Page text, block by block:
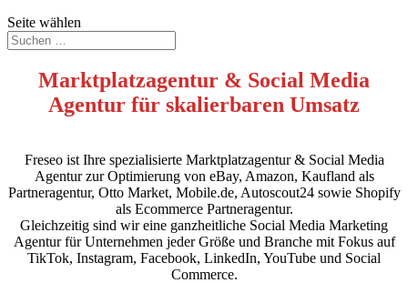
Seite wählen
Marktplatzagentur & Social Media
Agentur für skalierbaren Umsatz
Freseo ist Ihre spezialisierte Marktplatzagentur & Social Media
Agentur zur Optimierung von eBay, Amazon, Kaufland als
Partneragentur, Otto Market, Mobile.de, Autoscout24 sowie Shopify
als Ecommerce Partneragentur.
Gleichzeitig sind wir eine ganzheitliche Social Media Marketing
Agentur für Unternehmen jeder Größe und Branche mit Fokus auf
TikTok, Instagram, Facebook, LinkedIn, YouTube und Social
Commerce.